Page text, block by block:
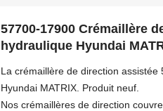
57700-17900 Crémaillère
hydraulique Hyundai
La crémaillère de direction
Hyundai MATRIX. Produit neuf.
Nos crémaillères de direction